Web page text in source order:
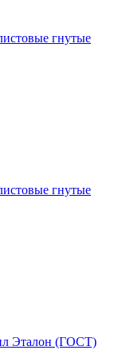
гнутые
гнутые
Эталон (ГОСТ)